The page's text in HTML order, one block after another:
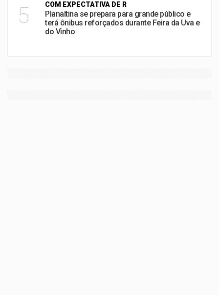
5 COM EXPECTATIVA DE R
Planaltina se prepara para grande público e
terá ônibus reforçados durante Feira da Uva e
do Vinho